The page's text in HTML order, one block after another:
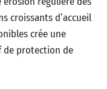
croissants d’accueil
crée une
de protection de